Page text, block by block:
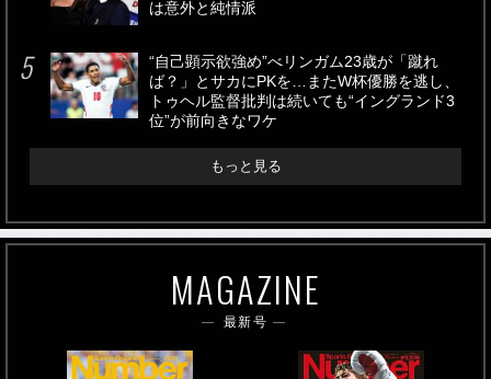
は意外と純情派
“自己顕示欲強め”べリンガム23歳が「蹴れ
ば？」とサカにPKを…またW杯優勝を逃し、
トゥヘル監督批判は続いても“イングランド3
位”が前向きなワケ
もっと見る
MAGAZINE
最新号